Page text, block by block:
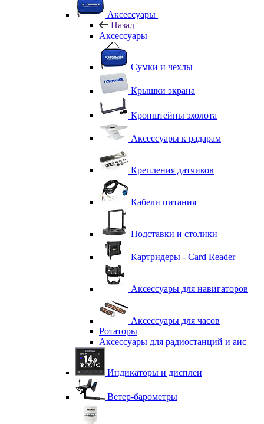
Аксессуары
Назад
Аксессуары
Сумки и чехлы
Крышки экрана
Кронштейны эхолота
Аксессуары к радарам
Крепления датчиков
Кабели питания
Подставки и столики
Картридеры - Card Reader
Аксессуары для навигаторов
Аксессуары для часов
Ротаторы
Аксессуары для радиостанций и аис
Индикаторы и дисплеи
Ветер-барометры